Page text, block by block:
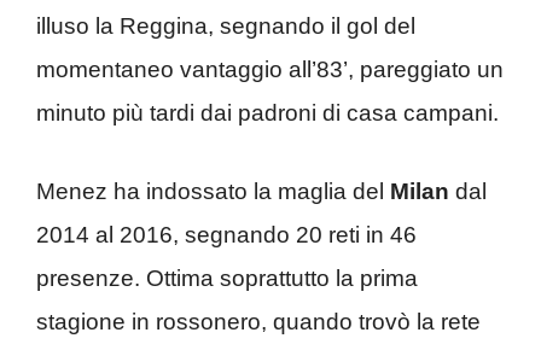
illuso la Reggina, segnando il gol del
momentaneo vantaggio all’83’, pareggiato un
minuto più tardi dai padroni di casa campani.
Menez ha indossato la maglia del Milan dal
2014 al 2016, segnando 20 reti in 46
presenze. Ottima soprattutto la prima
stagione in rossonero, quando trovò la rete